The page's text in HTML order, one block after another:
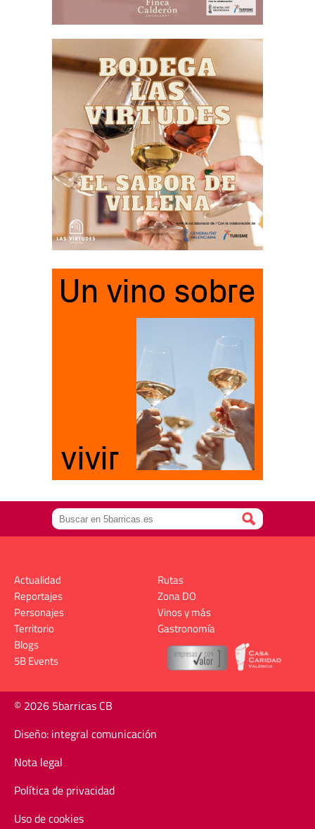
Actualidad
Reportajes
Personajes
Territorio
Rutas
Zona DO
Vinos y más
Gastronomía
Blogs
5B Events
© 2026 5barricas CB
Diseño: integral comunicación
Nota legal
Política de privacidad
Uso de cookies